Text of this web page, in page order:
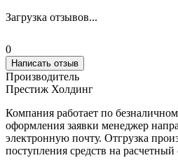
Загрузка отзывов...
0
Написать отзыв
Производитель
Престиж Холдинг
Компания работает по
оформления заявки менеджер
электронную почту. Отгрузка
поступления средств на расчетный